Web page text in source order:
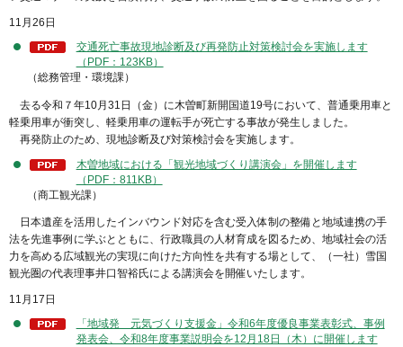
11月26日
交通死亡事故現地診断及び再発防止対策検討会を実施します
（PDF：123KB）
（総務管理・環境課）
去る令和７年10月31日（金）に木曽町新開国道19号において、普通乗用車と
軽乗用車が衝突し、軽乗用車の運転手が死亡する事故が発生しました。
再発防止のため、現地診断及び対策検討会を実施します。
木曽地域における「観光地域づくり講演会」を開催します
（PDF：811KB）
（商工観光課）
日本遺産を活用したインバウンド対応を含む受入体制の整備と地域連携の手
法を先進事例に学ぶとともに、行政職員の人材育成を図るため、地域社会の活
力を高める広域観光の実現に向けた方向性を共有する場として、（一社）雪国
観光圏の代表理事井口智裕氏による講演会を開催いたします。
11月17日
「地域発 元気づくり支援金」令和6年度優良事業表彰式、事例
発表会、令和8年度事業説明会を12月18日（木）に開催します